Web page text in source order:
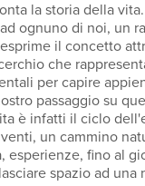
la storia della
ognuno di noi, un
il concetto
che
per capire
passaggio su
è infatti il ciclo
un cammino
esperienze, fino al
spazio ad una